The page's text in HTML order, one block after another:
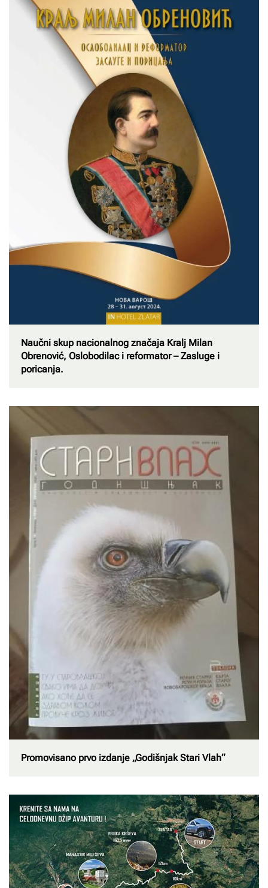
Naučni skup nacionalnog značaja Kralj Milan
Obrenović, Oslobodilac i reformator – Zasluge i
poricanja.
Promovisano prvo izdanje „Godišnjak Stari Vlah“